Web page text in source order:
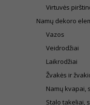
Virtuvės
Namų dekoro
Vazos
Veidrodžiai
Laikrodžiai
Žvakės ir
Namų kvapai,
Stalo takeliai,